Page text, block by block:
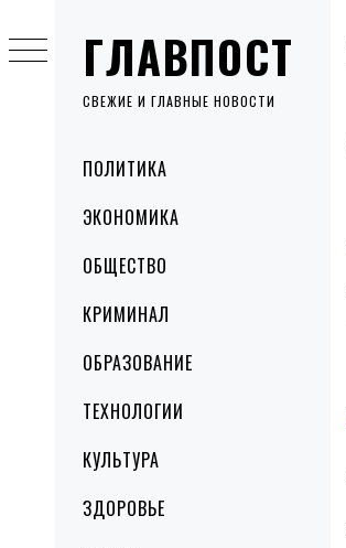
ГЛАВПОСТ
СВЕЖИЕ И ГЛАВНЫЕ НОВОСТИ
MenuПОЛИТИКА
ЭКОНОМИКА
ОБЩЕСТВО
КРИМИНАЛ
ОБРАЗОВАНИЕ
ТЕХНОЛОГИИ
КУЛЬТУРА
ЗДОРОВЬЕ
to
content